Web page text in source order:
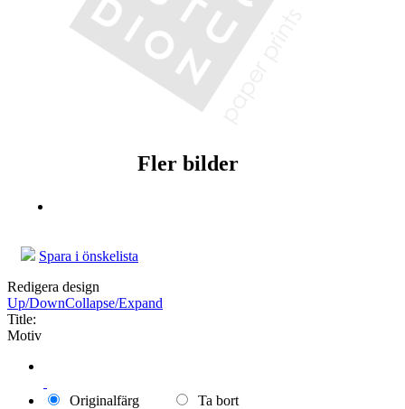
Fler bilder
Spara i önskelista
Redigera design
Up/DownCollapse/Expand
Title:
Motiv
Originalfärg Ta bort